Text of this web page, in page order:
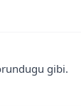
gibi.